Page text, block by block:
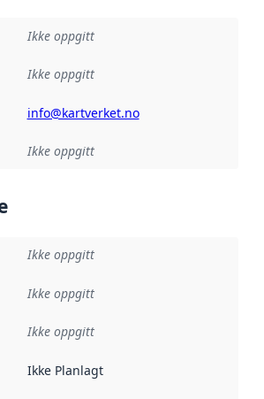
Ikke oppgitt
Ikke oppgitt
info@kartverket.no
Ikke oppgitt
Ikke oppgitt
:
Ikke oppgitt
Ikke oppgitt
:
Ikke Planlagt